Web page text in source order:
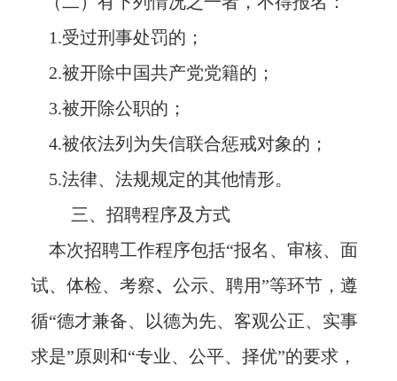
1.受过刑事处罚的；
2.被开除中国共产党党籍的；
3.被开除公职的；
4.被依法列为失信联合惩戒对象的；
5.法律、法规规定的其他情形。
三、招聘程序及方式
本次招聘工作程序包括“报名、审核、面
试、体检、考察、 公示、聘用”等环节，遵
循“德才兼备、以德为先、客观公正、实事
求是”原则和“专业、公平、择优”的要求，